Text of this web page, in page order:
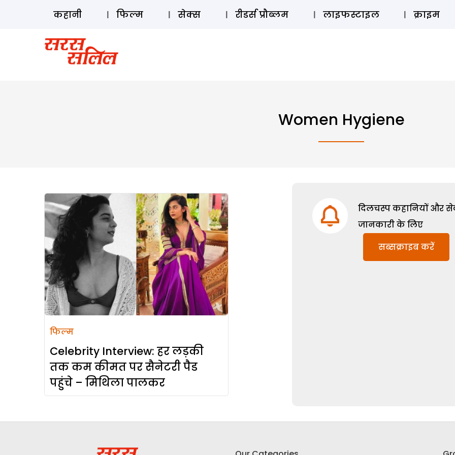
ऑडियो
कहानी फिल्म सेक्स रीडर्स प्रौब्लम लाइफस्टाइल क्राइम
Women Hygiene
फिल्म
Celebrity Interview: हर लड़की
तक कम कीमत पर सैनेटरी पैड
पहुंचे – मिथिला पालकर
दिलचस्प कहानियों और
जानकारी के लिए
सब्सक्राइब करें